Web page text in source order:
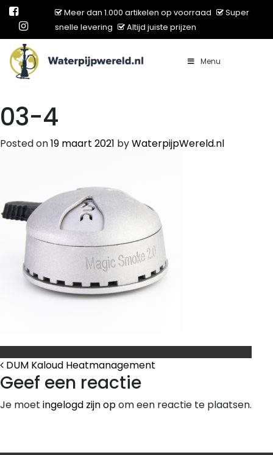
Meer dan 1.000 artikelen op voorraad
Super
snelle levering
Altijd juiste prijzen
Main Navigation Menu
03-4
Posted on19 maart 2021 byWaterpijpWereld.nl
Bericht Navigatie
DUM Kaloud Heatmanagement
Geef een reactie
Je moet ingelogd zijn opom een reactie te plaatsen.